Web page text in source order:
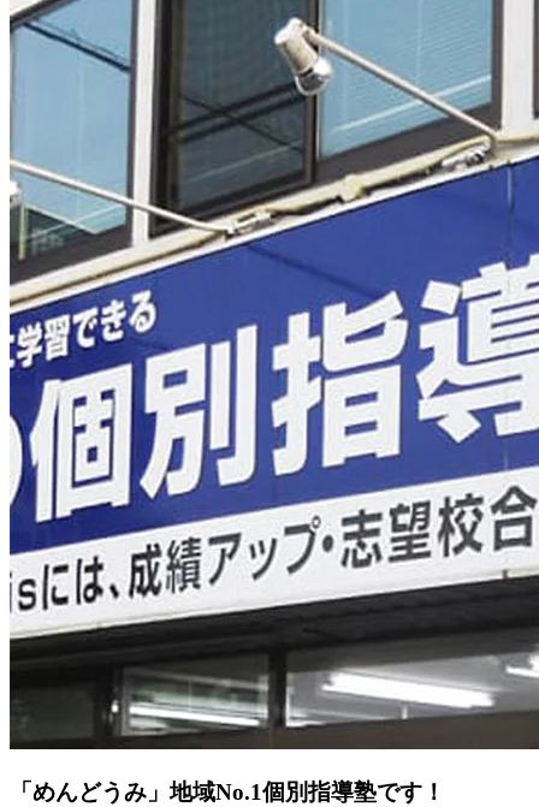
「めんどうみ」地域No.1個別指導塾です！